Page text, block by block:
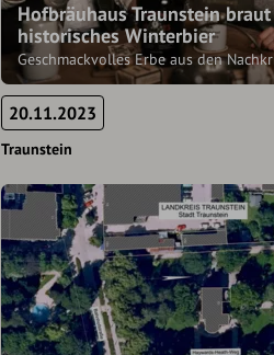
Hofbräuhaus Traunstein braut
historisches Winterbier
Geschmackvolles Erbe aus den
20.11.2023
Traunstein